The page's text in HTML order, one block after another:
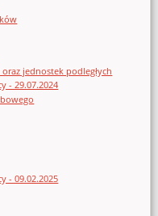
jednostek podległych
- 29.07.2024
- 09.02.2025